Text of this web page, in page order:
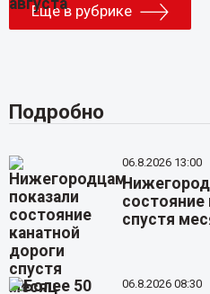
Еще в рубрике
Подробно
06.8.2026 13:00
состояние
спустя
06.8.2026 08:30